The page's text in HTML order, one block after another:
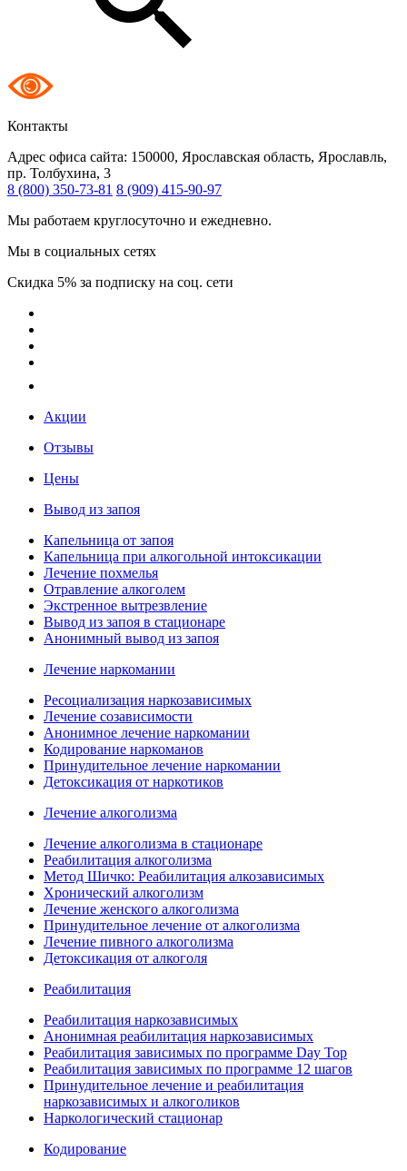
Контакты
Адрес офиса сайта: 150000, Ярославская область, Ярославль,
пр. Толбухина, 3
8 (800) 350-73-81 8 (909) 415-90-97
Мы работаем круглосуточно и ежедневно.
Мы в социальных сетях
Скидка 5% за подписку на соц. сети
Акции
Отзывы
Цены
Вывод из запоя
Капельница от запоя
Капельница при алкогольной интоксикации
Лечение похмелья
Отравление алкоголем
Экстренное вытрезвление
Вывод из запоя в стационаре
Анонимный вывод из запоя
Лечение наркомании
Ресоциализация наркозависимых
Лечение созависимости
Анонимное лечение наркомании
Кодирование наркоманов
Принудительное лечение наркомании
Детоксикация от наркотиков
Лечение алкоголизма
Лечение алкоголизма в стационаре
Реабилитация алкоголизма
Метод Шичко: Реабилитация алкозависимых
Хронический алкоголизм
Лечение женского алкоголизма
Принудительное лечение от алкоголизма
Лечение пивного алкоголизма
Детоксикация от алкоголя
Реабилитация
Реабилитация наркозависимых
Анонимная реабилитация наркозависимых
Реабилитация зависимых по программе Day Top
Реабилитация зависимых по программе 12 шагов
Принудительное лечение и реабилитация
наркозависимых и алкоголиков
Наркологический стационар
Кодирование